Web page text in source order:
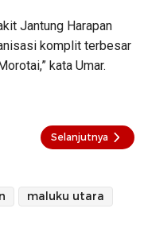
Jantung Harapan
komplit terbesar
kata Umar.
Selanjutnya
maluku utara